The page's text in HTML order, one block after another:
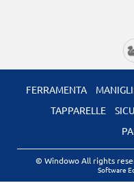
FERRAMENTA
TAPPARELLE
© Windowo All rights
Software